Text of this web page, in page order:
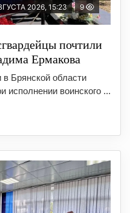
2026, 15:23 9
почтили
Ермакова
Брянской области
исполнении воинского ...